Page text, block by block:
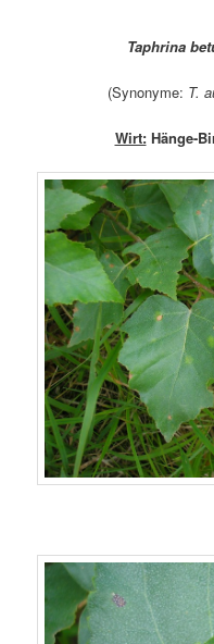
Taphrina
(Synonyme: T.
Wirt: Hänge-